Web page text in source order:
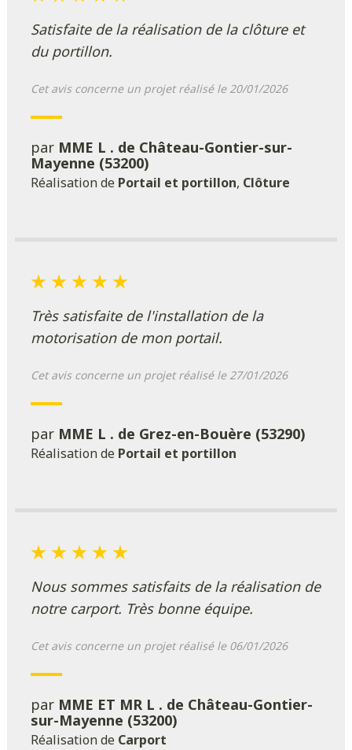
Satisfaite de la réalisation de la clôture et
du portillon.
Cet avis concerne un projet réalisé le 20/01/2026
par MME L . de Château-Gontier-sur-
Mayenne (53200)
Réalisation de Portail et portillon, Clôture
Très satisfaite de l'installation de la
motorisation de mon portail.
Cet avis concerne un projet réalisé le 27/01/2026
par MME L . de Grez-en-Bouère (53290)
Réalisation de Portail et portillon
Nous sommes satisfaits de la réalisation de
notre carport. Très bonne équipe.
Cet avis concerne un projet réalisé le 06/01/2026
par MME ET MR L . de Château-Gontier-
sur-Mayenne (53200)
Réalisation de Carport